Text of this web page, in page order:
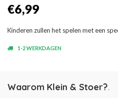
€6,99
Kinderen zullen het spelen met een
1-2 WERKDAGEN
Waarom Klein & Stoer?.